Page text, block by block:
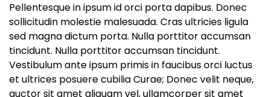
Pellentesque in ipsum id orci porta dapibus. Donec
sollicitudin molestie malesuada. Cras ultricies ligula
sed magna dictum porta. Nulla porttitor accumsan
tincidunt. Nulla porttitor accumsan tincidunt.
Vestibulum ante ipsum primis in faucibus orci luctus
et ultrices posuere cubilia Curae; Donec velit neque,
auctor sit amet aliquam vel, ullamcorper sit amet